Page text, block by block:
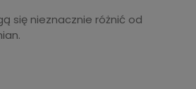
się nieznacznie różnić od